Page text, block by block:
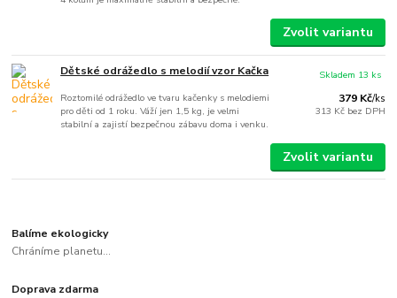
Zvolit variantu
Dětské odrážedlo s melodií vzor Kačka
Roztomilé odrážedlo ve tvaru kačenky s melodiemi
pro děti od 1 roku. Váží jen 1,5 kg, je velmi
stabilní a zajistí bezpečnou zábavu doma i venku.
379 Kč/ks
313 Kč bez DPH
Skladem 13 ks
Zvolit variantu
Balíme ekologicky
Chráníme planetu...
Doprava zdarma